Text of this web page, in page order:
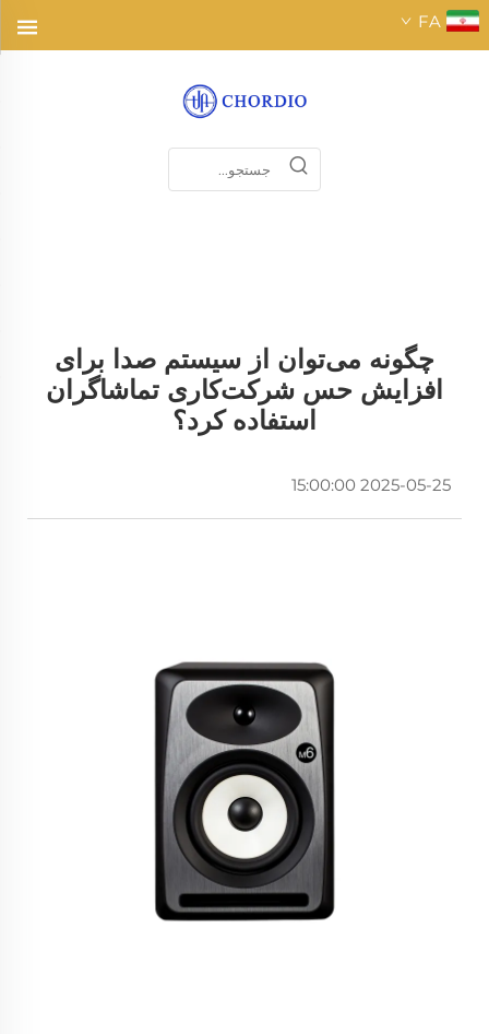
FA
چگونه می‌توان از سیستم صدا برای
افزایش حس شرکت‌کاری تماشاگران
استفاده کرد؟
2025-05-25 15:00:00